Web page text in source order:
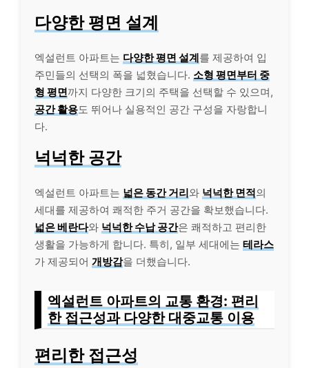
다양한 평면 설계
엑설런트 아파트는 다양한 평면 설계를 제공하여 입
주민들의 선택의 폭을 넓혔습니다. 소형 평면부터 중
형 평면까지 다양한 크기의 주택을 선택할 수 있으며,
공간 활용도 뛰어나 실용적인 공간 구성을 자랑합니
다.
넉넉한 공간
엑설런트 아파트는 넓은 동간 거리와 넉넉한 면적의
세대를 제공하여 쾌적한 주거 공간을 확보했습니다.
넓은 베란다와 넉넉한 수납 공간은 쾌적하고 편리한
생활을 가능하게 합니다. 특히, 일부 세대에는 테라스
가 제공되어 개방감을 더했습니다.
엑설런트 아파트의 교통 환경: 편리
한 접근성과 다양한 대중교통 이용
편리한 접근성